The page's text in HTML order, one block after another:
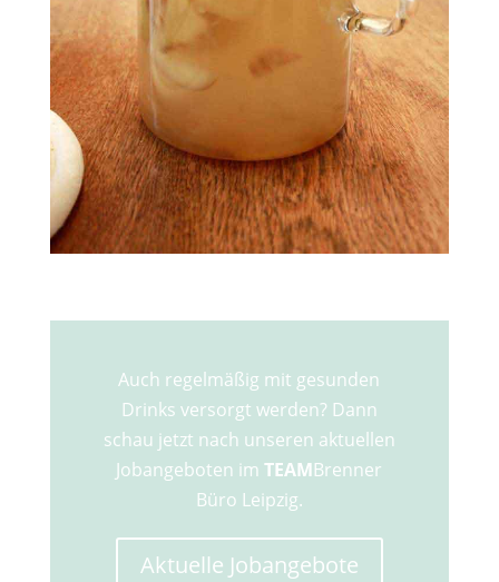
Auch regelmäßig mit gesunden
Drinks versorgt werden? Dann
schau jetzt nach unseren aktuellen
Jobangeboten imTEAMBrenner
Büro Leipzig.
Aktuelle Jobangebote